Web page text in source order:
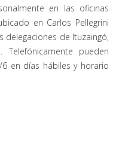
en las oficinas
en Carlos Pellegrini
delegaciones de Ituzaingó,
pueden
en días hábiles y horario